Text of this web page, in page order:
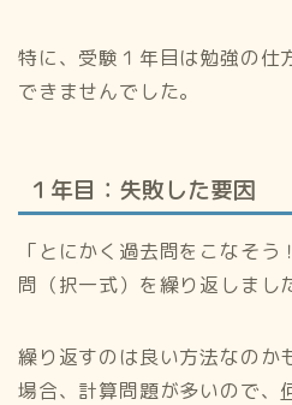
特に、受験１年目は勉強の仕
できませんでした。
１年目：失敗した要因
「とにかく過去問をこなそ
問（択一式）を繰り返しまし
繰り返すのは良い方法なのか
場合、計算問題が多いので、